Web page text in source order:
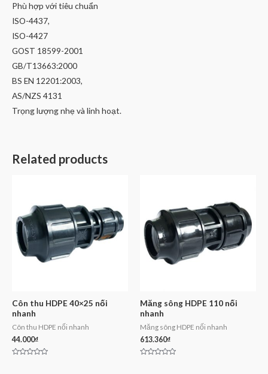
Phù hợp với tiêu chuẩn
ISO-4437,
ISO-4427
GOST 18599-2001
GB/T13663:2000
BS EN 12201:2003,
AS/NZS 4131
Trọng lượng nhẹ và linh hoạt.
Related products
Côn thu HDPE 40×25 nối
nhanh
Côn thu HDPE nối nhanh
44.000₫
Măng sông HDPE 110 nối
nhanh
Măng sông HDPE nối nhanh
613.360₫